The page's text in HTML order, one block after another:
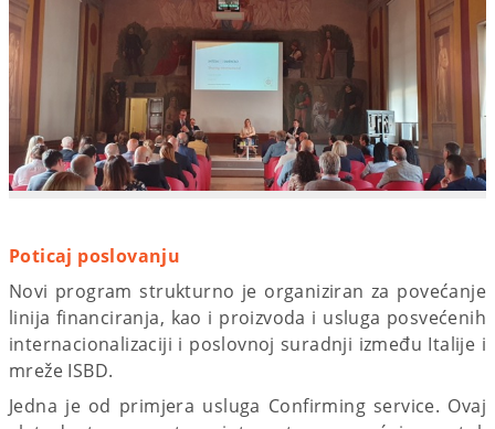
Poticaj poslovanju
Novi program strukturno je organiziran za povećanje
linija financiranja, kao i proizvoda i usluga posvećenih
internacionalizaciji i poslovnoj suradnji između Italije i
mreže ISBD.
Jedna je od primjera usluga Confirming service. Ovaj